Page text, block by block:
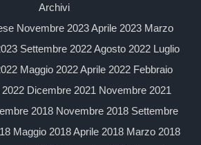
Archivi
Novembre 2023 Aprile 2023 Marzo
Settembre 2022 Agosto 2022 Luglio
Maggio 2022 Aprile 2022 Febbraio
Dicembre 2021 Novembre 2021
2018 Novembre 2018 Settembre
Maggio 2018 Aprile 2018 Marzo 2018